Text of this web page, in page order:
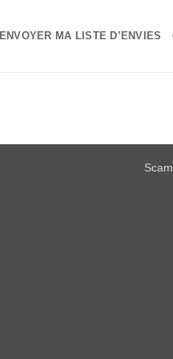
ENVOYER MA LISTE D’ENVIES